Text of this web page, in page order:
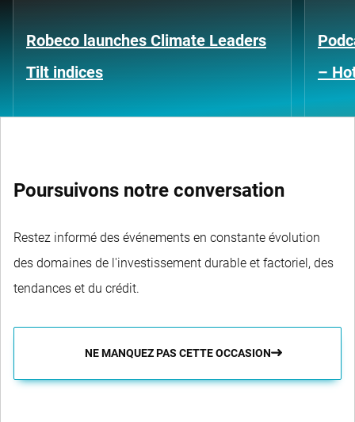
Robeco launches Climate Leaders
Tilt indices
–
Poursuivons notre conversation
Restez informé des événements en constante évolution
des domaines de l'investissement durable et factoriel, des
tendances et du crédit.
NE MANQUEZ PAS CETTE OCCASION